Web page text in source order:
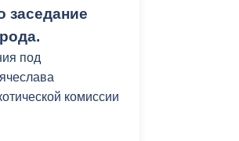
заседание
под
комиссии